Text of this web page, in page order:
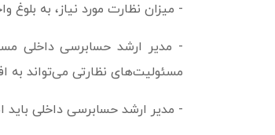
- میزان نظارت مورد نیاز، به
- مدیر ارشد حسابرسی داخلی
مسئولیت‌های نظارتی می‌تواند به
- مدیر ارشد حسابرسی داخلی